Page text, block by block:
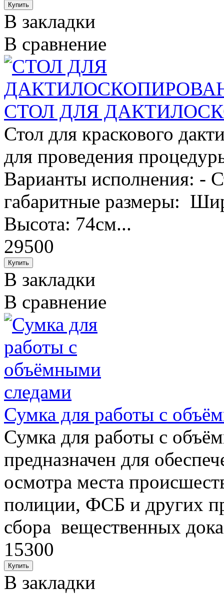
В закладки
В сравнение
СТОЛ ДЛЯ
Стол для краскового
для проведения
Варианты исполнения: -
габаритные размеры:
Высота: 74см...
29500
В закладки
В сравнение
Сумка для работы с
Сумка для работы с
предназначен для
осмотра места
полиции, ФСБ и других
сбора вещественных
15300
В закладки